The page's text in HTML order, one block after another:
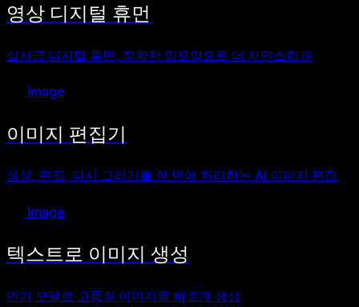
영상 디지털 휴먼
실사급 디지털 휴먼, 정확한 입모양으로 더 자연스럽게
Image
이미지 편집기
생성, 편집, 다시 그리기를 한 번에 처리하는 AI 이미지 편집
Image
텍스트로 이미지 생성
인기 모델로 고품질 이미지를 빠르게 생성